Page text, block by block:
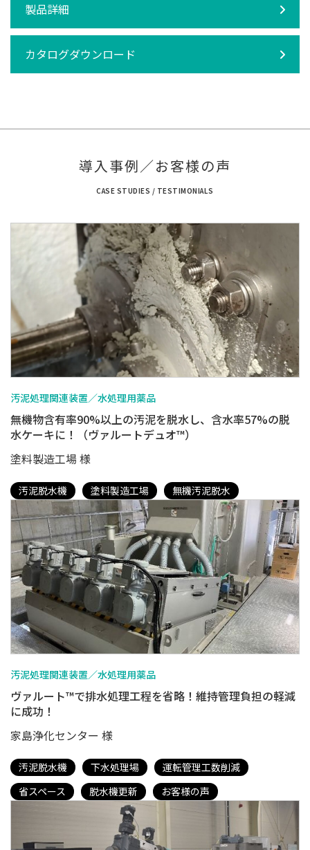
製品詳細
カタログダウンロード
導入事例／お客様の声
CASE STUDIES / TESTIMONIALS
汚泥処理関連装置／水処理用薬品
無機物含有率90%以上の汚泥を脱水し、含水率57%の脱
水ケーキに！（ヴァルートデュオ™）
塗料製造工場 様
汚泥脱水機 塗料製造工場 無機汚泥脱水
汚泥処理関連装置／水処理用薬品
ヴァルート™で排水処理工程を省略！維持管理負担の軽減
に成功！
家島浄化センター 様
汚泥脱水機 下水処理場
運転管理工数削減
省スペース
脱水機更新 お客様の声